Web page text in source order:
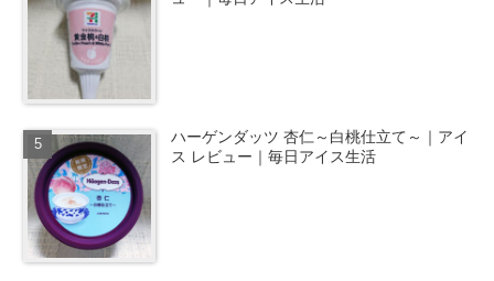
ハーゲンダッツ 杏仁～白桃仕立て～｜アイ
ス レビュー｜毎日アイス生活